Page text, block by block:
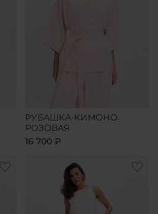
РУБАШКА-КИМОНО
РОЗОВАЯ
16 700 ₽